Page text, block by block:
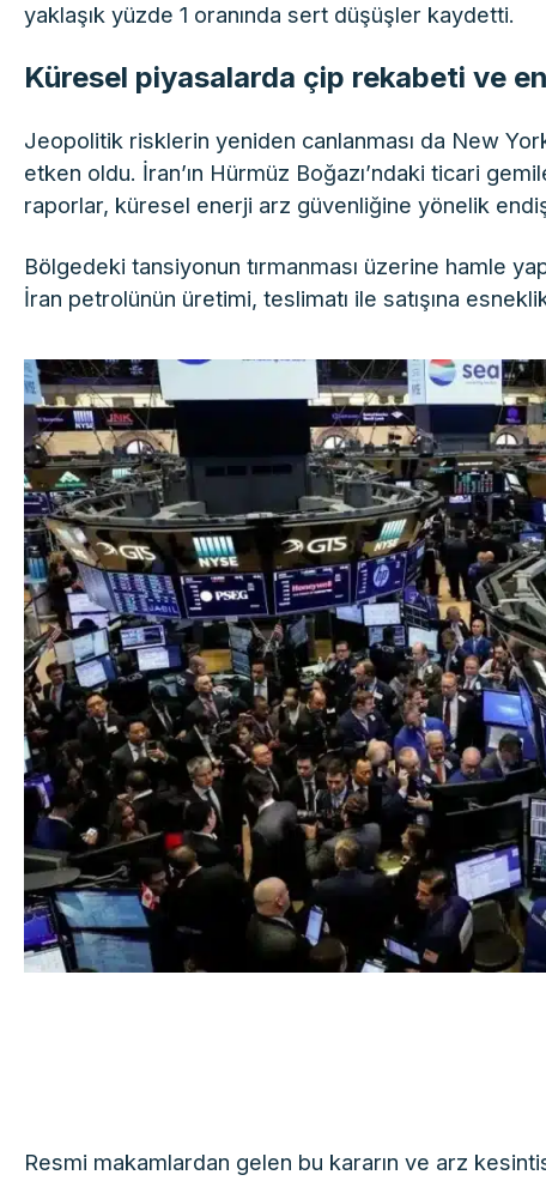
yaklaşık yüzde 1 oranında sert düşüşler kaydetti.
Küresel piyasalarda çip rekabeti ve
Jeopolitik risklerin yeniden canlanması da New
etken oldu. İran’ın Hürmüz Boğazı’ndaki ticari
raporlar, küresel enerji arz güvenliğine yönelik
Bölgedeki tansiyonun tırmanması üzerine hamle
İran petrolünün üretimi, teslimatı ile satışına
Resmi makamlardan gelen bu kararın ve arz